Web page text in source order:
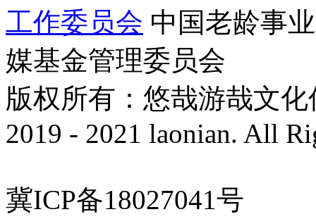
工作委员会 中国老龄事
媒基金管理委员会
版权所有：悠哉游哉文
2019 - 2021 laonian. All
冀ICP备18027041号